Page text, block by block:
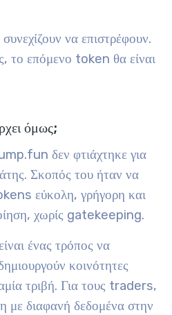
να επιστρέφουν.
το επόμενο token θα είναι
όμως;
δεν φτιάχτηκε για
Σκοπός του ήταν να
εύκολη, γρήγορη και
χωρίς gatekeeping.
ένας τρόπος να
κοινότητες
τριβή. Για τους traders,
με διαφανή δεδομένα στην